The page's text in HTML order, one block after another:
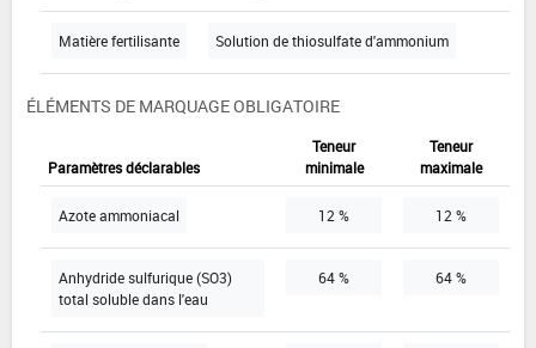
Matière fertilisante Solution de thiosulfate d'ammonium
ÉLÉMENTS DE MARQUAGE OBLIGATOIRE
Paramètres déclarables
Teneur
minimale
Teneur
maximale
Azote ammoniacal 12 % 12 %
Anhydride sulfurique (SO3)
total soluble dans l'eau
64 % 64 %